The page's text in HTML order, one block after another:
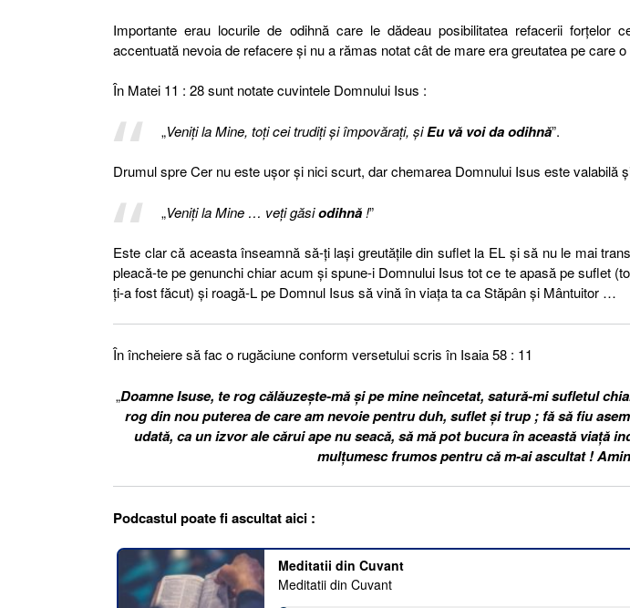
Importante erau locurile de odihnă care le dădeau posibilitatea refacerii forţelor
accentuată nevoia de refacere şi nu a rămas notat cât de mare era greutatea pe care
În Matei 11 : 28 sunt notate cuvintele Domnului Isus :
„Veniţi la Mine, toţi cei trudiţi şi împovăraţi, şiEu vă voi da odihnă”.
Drumul spre Cer nu este uşor şi nici scurt, dar chemarea Domnului Isus este valabilă
„Veniţi la Mine … veţi găsiodihnă!”
Este clar că aceasta înseamnă să-ţi laşi greutăţile din suflet la EL şi să nu le mai
pleacă-te pe genunchi chiar acum şi spune-i Domnului Isus tot ce te apasă pe suflet
ţi-a fost făcut) şi roagă-L pe Domnul Isus să vină în viaţa ta ca Stăpân şi Mântuitor …
În încheiere să fac o rugăciune conform versetului scris în Isaia 58 : 11
„Doamne Isuse, te rog călăuzeşte-mă şi pe mine neîncetat, satură-mi sufletul
rog din nou puterea de care am nevoie pentru duh, suflet şi trup ; fă să fiu
udată, ca un izvor ale cărui ape nu seacă, să mă pot bucura în această viaţă
mulţumesc frumos pentru că m-ai ascultat ! Amin
Podcastul poate fi ascultat aici :